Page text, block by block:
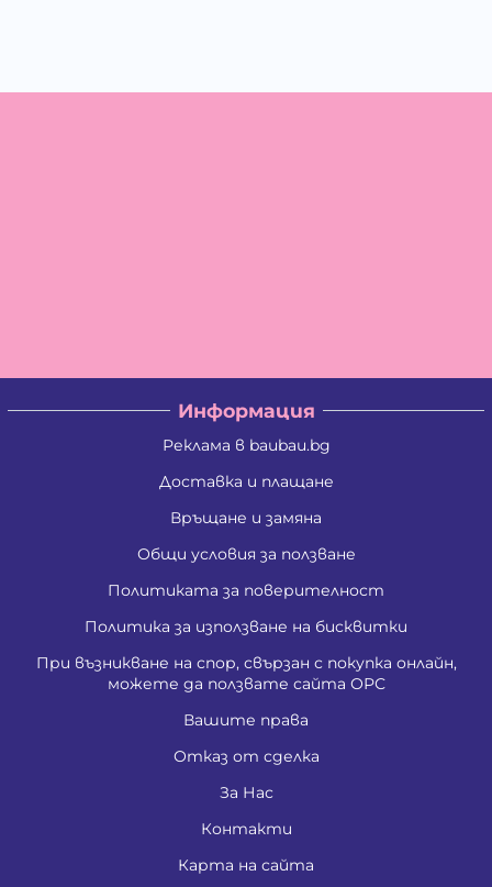
Информация
Реклама в baubau.bg
Доставка и плащане
Връщане и замяна
Общи условия за ползване
Политиката за поверителност
Политика за използване на бисквитки
При възникване на спор, свързан с покупка онлайн,
можете да ползвате сайта ОРС
Вашите права
Отказ от сделка
За Нас
Контакти
Карта на сайта